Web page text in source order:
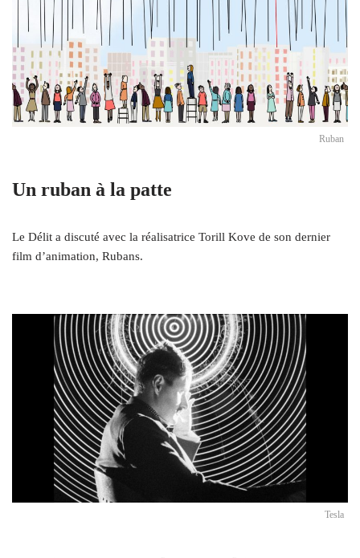
Ruban
Un ruban à la patte
Le Délit a discuté avec la réalisatrice Torill Kove de son dernier
film d’animation, Rubans.
Tesla